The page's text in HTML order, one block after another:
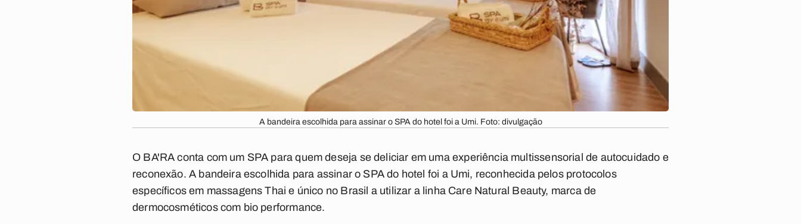
A bandeira escolhida para assinar o SPA do hotel foi a Umi. Foto: divulgação
O BA'RA conta com um SPA para quem deseja se deliciar em uma experiência multissensorial de autocuidado e
reconexão. A bandeira escolhida para assinar o SPA do hotel foi a Umi, reconhecida pelos protocolos
específicos em massagens Thai e único no Brasil a utilizar a linha Care Natural Beauty, marca de
dermocosméticos com bio performance.